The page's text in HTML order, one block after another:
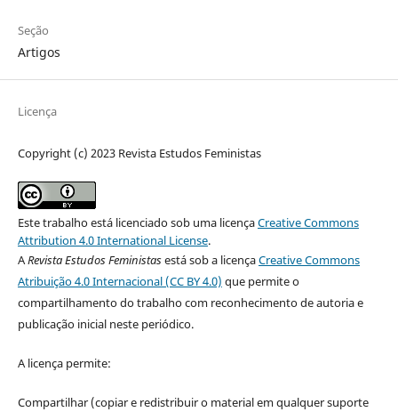
Seção
Artigos
Licença
Copyright (c) 2023 Revista Estudos Feministas
Este trabalho está licenciado sob uma licençaCreative Commons
Attribution 4.0 International License.
ARevista Estudos Feministasestá sob a licençaCreative Commons
Atribuição 4.0 Internacional (CC BY 4.0) que permite o
compartilhamento do trabalho com reconhecimento de autoria e
publicação inicial neste periódico.
A licença permite:
Compartilhar (copiar e redistribuir o material em qualquer suporte